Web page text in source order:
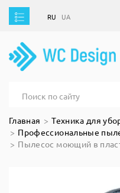
UARU UA
Главная
Техника для
Профессиональные
Пылесос моющий в